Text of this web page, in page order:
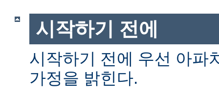
시작하기 전에
시작하기 전에 우선 아파
가정을 밝힌다.